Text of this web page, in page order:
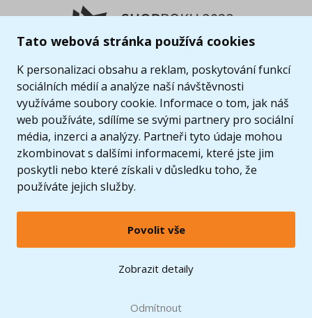
Tato webová stránka používá cookies
K personalizaci obsahu a reklam, poskytování funkcí
sociálních médií a analýze naší návštěvnosti
využíváme soubory cookie. Informace o tom, jak náš
web používáte, sdílíme se svými partnery pro sociální
média, inzerci a analýzy. Partneři tyto údaje mohou
zkombinovat s dalšími informacemi, které jste jim
poskytli nebo které získali v důsledku toho, že
používáte jejich služby.
Povolit vše
Zobrazit detaily
Odmítnout
2024 The LEGO Group.
Zobrazit verzi pro desktop
při nákupu od